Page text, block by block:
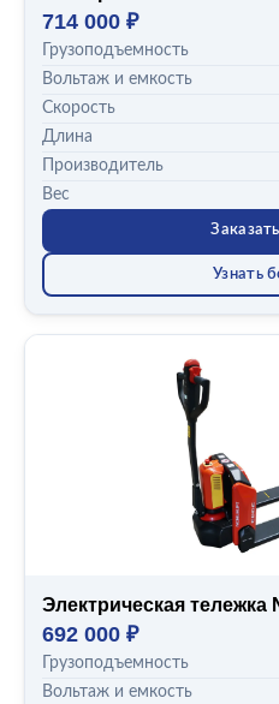
714 000 ₽
Грузоподъемность
Вольтаж и емкость
Скорость
Длина
Производитель
Вес
Узнать
Электрическая тележка
692 000 ₽
Грузоподъемность
Вольтаж и емкость